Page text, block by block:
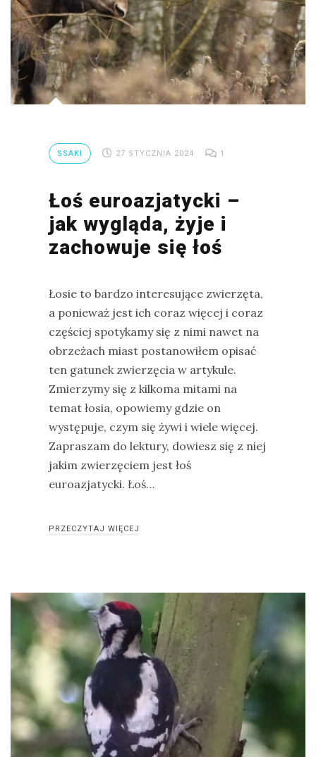
SSAKI 27 STYCZNIA 2024 1
Łoś euroazjatycki –
jak wygląda, żyje i
zachowuje się łoś
Łosie to bardzo interesujące zwierzęta,
a ponieważ jest ich coraz więcej i coraz
częściej spotykamy się z nimi nawet na
obrzeżach miast postanowiłem opisać
ten gatunek zwierzęcia w artykule.
Zmierzymy się z kilkoma mitami na
temat łosia, opowiemy gdzie on
występuje, czym się żywi i wiele więcej.
Zapraszam do lektury, dowiesz się z niej
jakim zwierzęciem jest łoś
euroazjatycki. Łoś…
PRZECZYTAJ WIĘCEJ